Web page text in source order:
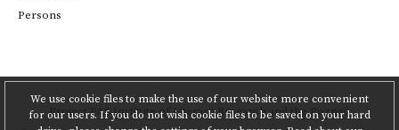
We use cookie files to make the use of our website more convenient
for our users. If you do not wish cookie files to be saved on your hard
Persons
ProjectPAS Institute of Literary Researchandthe Poznań